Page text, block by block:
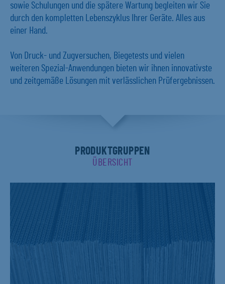
sowie Schulungen und die spätere Wartung begleiten wir Sie
durch den kompletten Lebenszyklus Ihrer Geräte. Alles aus
einer Hand.
Von Druck- und Zugversuchen, Biegetests und vielen
weiteren Spezial-Anwendungen bieten wir ihnen innovativste
und zeitgemäße Lösungen mit verlässlichen Prüfergebnissen.
PRODUKTGRUPPEN
ÜBERSICHT